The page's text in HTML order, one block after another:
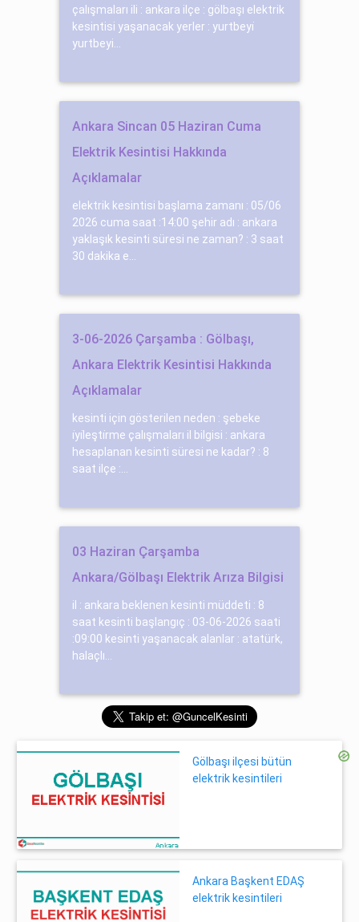
çalışmaları ili : ankara ilçe : gölbaşı elektrik
kesintisi yaşanacak yerler : yurtbeyi̇
yurtbeyi...
Ankara Sincan 05 Haziran Cuma
Elektrik Kesintisi Hakkında
Açıklamalar
elektrik kesintisi başlama zamanı : 05/06
2026 cuma saat :14:00 şehir adı : ankara
yaklaşık kesinti süresi ne zaman? : 3 saat
30 dakika e...
3-06-2026 Çarşamba : Gölbaşı,
Ankara Elektrik Kesintisi Hakkında
Açıklamalar
kesinti için gösterilen neden : şebeke
i̇yi̇leşti̇rme çalışmaları il bilgisi : ankara
hesaplanan kesinti süresi ne kadar? : 8
saat ilçe :...
03 Haziran Çarşamba
Ankara/Gölbaşı Elektrik Arıza Bilgisi
il : ankara beklenen kesinti müddeti : 8
saat kesinti başlangıç : 03-06-2026 saati
:09:00 kesinti yaşanacak alanlar : atatürk,
halaçlı...
Gölbaşı ilçesi bütün
elektrik kesintileri
Ankara Başkent EDAŞ
elektrik kesintileri